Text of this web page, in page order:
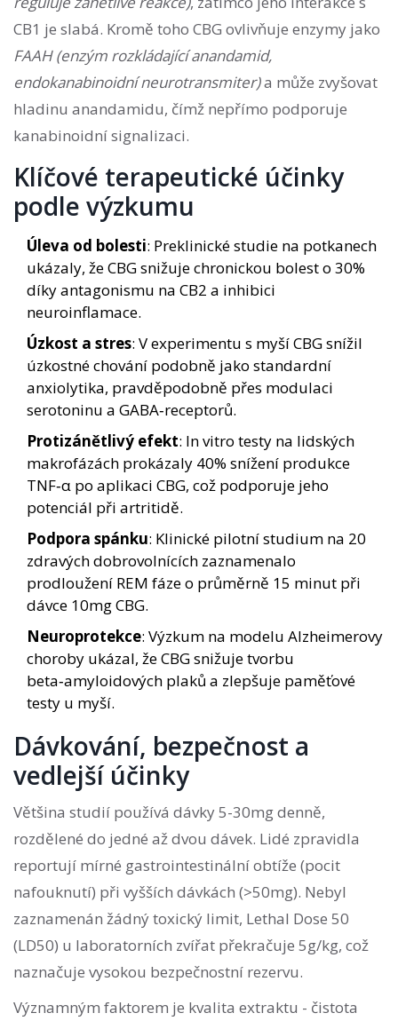
CB1 je slabá. Kromě toho CBG ovlivňuje enzymy jako
FAAH(enzým rozkládající anandamid,
endokanabinoidní neurotransmiter)a může zvyšovat
hladinu anandamidu, čímž nepřímo podporuje
kanabinoidní signalizaci.
Klíčové terapeutické účinky
podle výzkumu
Úleva od bolesti: Preklinické studie na potkanech
ukázaly, že CBG snižuje chronickou bolest o 30%
díky antagonismu na CB2 a inhibici
neuroinflamace.
Úzkost a stres: V experimentu s myší CBG snížil
úzkostné chování podobně jako standardní
anxiolytika, pravděpodobně přes modulaci
serotoninu a GABA‑receptorů.
Protizánětlivý efekt: In vitro testy na lidských
makrofázách prokázaly 40% snížení produkce
TNF‑α po aplikaci CBG, což podporuje jeho
potenciál při artritidě.
Podpora spánku: Klinické pilotní studium na 20
zdravých dobrovolnících zaznamenalo
prodloužení REM fáze o průměrně 15 minut při
dávce 10mg CBG.
Neuroprotekce: Výzkum na modelu Alzheimerovy
choroby ukázal, že CBG snižuje tvorbu
beta‑amyloidových plaků a zlepšuje paměťové
testy u myší.
Dávkování, bezpečnost a
vedlejší účinky
Většina studií používá dávky 5-30mg denně,
rozdělené do jedné až dvou dávek. Lidé zpravidla
reportují mírné gastrointestinální obtíže (pocit
nafouknutí) při vyšších dávkách (>50mg). Nebyl
zaznamenán žádný toxický limit, Lethal Dose 50
(LD50) u laboratorních zvířat překračuje 5g/kg, což
naznačuje vysokou bezpečnostní rezervu.
Významným faktorem je kvalita extraktu - čistota